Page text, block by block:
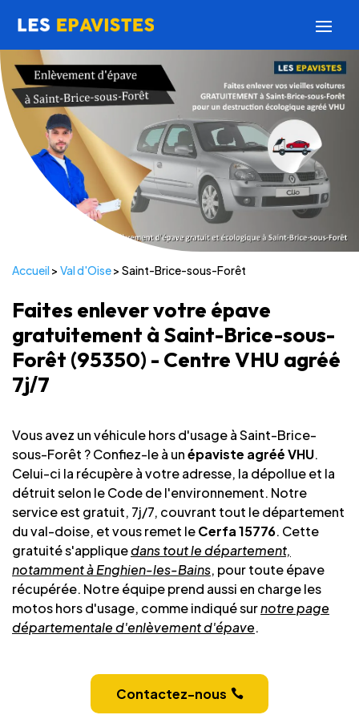
Accueil > Val d'Oise> Saint-Brice-sous-Forêt
Faites enlever votre épave
gratuitement à Saint-Brice-sous-
Forêt (95350) - Centre VHU agréé
7j/7
Vous avez un véhicule hors d'usage à Saint-Brice-
sous-Forêt ? Confiez-le à unépaviste agréé VHU.
Celui-ci la récupère à votre adresse, la dépollue et la
détruit selon le Code de l'environnement. Notre
service est gratuit, 7j/7, couvrant tout le département
du val-doise, et vous remet leCerfa 15776. Cette
gratuité s'appliquedans tout le département,
notamment à Enghien-les-Bains, pour toute épave
récupérée. Notre équipe prend aussi en charge les
motos hors d'usage, comme indiqué surnotre page
départementale d'enlèvement d'épave.
Contactez-nous